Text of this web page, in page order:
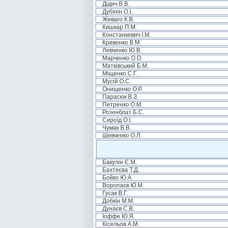
Дідич В.В.
Дубінін О.І.
Жеваго К.В.
Кишкар П.М.
Констанкевич І.М.
Кривенко В.М.
Левченко Ю.В.
Марченко О.О.
Матківський Б.М.
Міщенко С.Г.
Мусій О.С.
Онищенко О.Р.
Парасюк В.З.
Петренко О.М.
Розенблат Б.С.
Сироїд О.І.
Чумак В.В.
Шевченко О.Л.
Бакулін Є.М.
Бахтеєва Т.Д.
Бойко Ю.А.
Воропаєв Ю.М.
Гусак В.Г.
Добкін М.М.
Дунаєв С.В.
Іоффе Ю.Я.
Кісельов А.М.